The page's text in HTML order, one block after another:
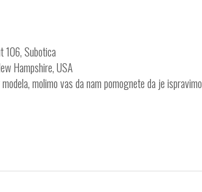
106, Subotica
Hampshire, USA
molimo vas da nam pomognete da je ispravimo